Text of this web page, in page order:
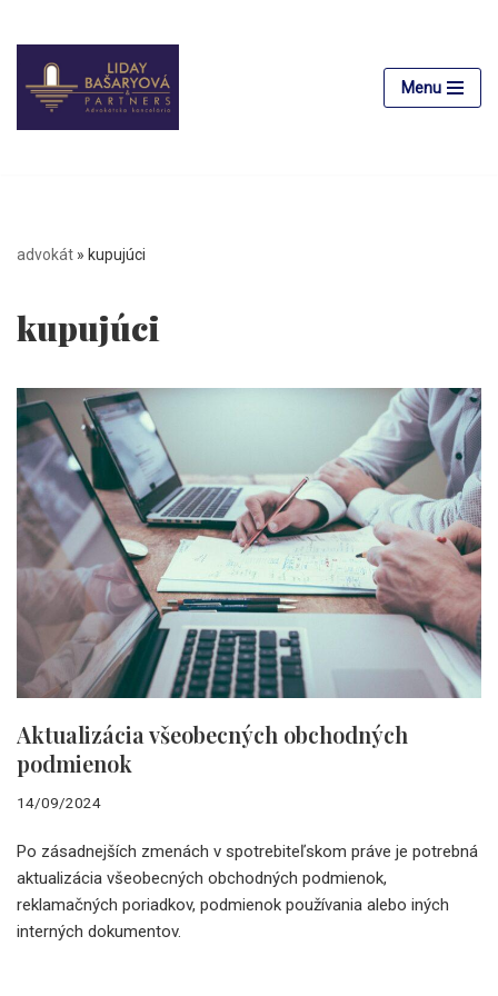
Preskočiť
na
obsah
Menu
advokát » kupujúci
kupujúci
Aktualizácia všeobecných obchodných
podmienok
14/09/2024
Po zásadnejších zmenách v spotrebiteľskom práve je potrebná
aktualizácia všeobecných obchodných podmienok,
reklamačných poriadkov, podmienok používania alebo iných
interných dokumentov.